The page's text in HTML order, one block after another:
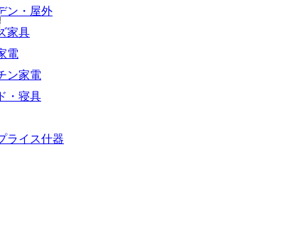
ン・屋外
家具
電
ン家電
・寝具
ライス什器